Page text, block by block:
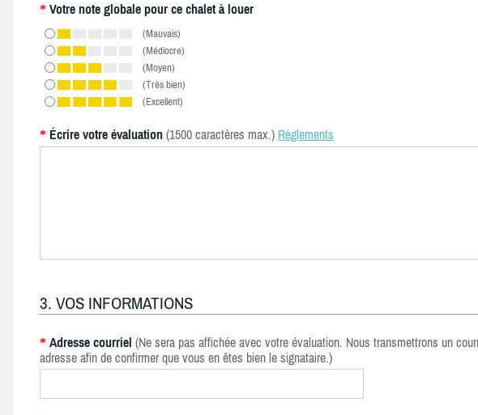
* Votre note globale pour ce chalet à louer
(Mauvais)
(Médiocre)
(Moyen)
(Très bien)
(Excellent)
* Écrire votre évaluation (1500 caractères max.) Règlements
3. VOS INFORMATIONS
* Adresse courriel (Ne sera pas affichée avec votre évaluation. Nous transmettrons un
adresse afin de confirmer que vous en êtes bien le signataire.)